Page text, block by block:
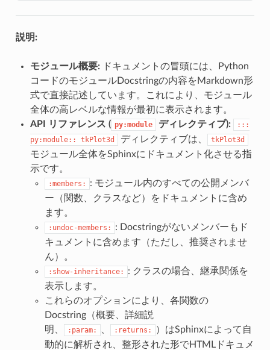
説明:
モジュール概要:ドキュメントの冒頭には、Python
コードのモジュールDocstringの内容をMarkdown形
式で直接記述しています。これにより、モジュール
全体の高レベルな情報が最初に表示されます。
API リファレンス ( py:module ディレクティブ):
:::
py:module::
tkPlot3d ディレクティブは、 tkPlot3d
モジュール全体をSphinxにドキュメント化させる指
示です。
:members:
: モジュール内のすべての公開メンバ
ー（関数、クラスなど）をドキュメントに含め
ます。
:undoc-members:
: Docstringがないメンバーもド
キュメントに含めます（ただし、推奨されませ
ん）。
:show-inheritance:
: クラスの場合、継承関係を
表示します。
これらのオプションにより、各関数の
Docstring（概要、詳細説
明、
:param: :returns:
）はSphinxによって自
動的に解析され、整形された形でHTMLドキュメ